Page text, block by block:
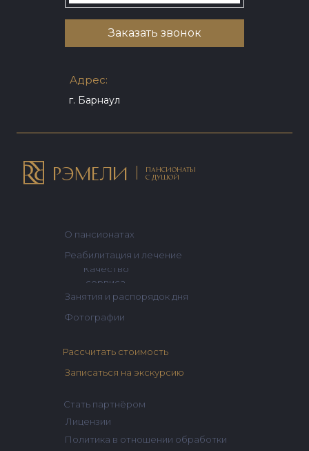
г. Барнаул
Адрес:
Заказать звонок
РЭМЕЛИ
ПАНСИОНАТЫ
с душой
О пансионатах
Реабилитация и лечение
Качество
сервиса
Занятия и распорядок дня
Рассчитать стоимость
Фотографии
Записаться на экскурсию
Стать партнёром
Политика в отношении обработки
Лицензии